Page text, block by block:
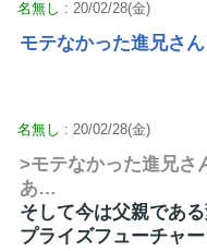
名無し : 20/02/28(金)
モテなかった進兄さ
名無し : 20/02/28(金)
>モテなかった進兄さ
あ…
そして今は父親であ
プライズフューチャ